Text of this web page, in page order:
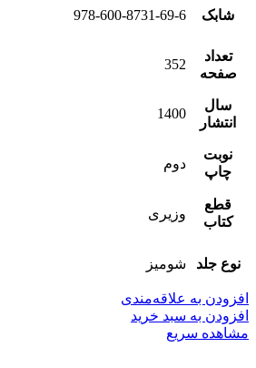
شابک 978-600-8731-69-6
تعداد
صفحه
352
سال
انتشار
1400
نوبت
چاپ
دوم
قطع
کتاب
وزیری
نوع جلد شومیز
افزودن به علاقه‌مندی
افزودن به سبد خرید
مشاهده سریع